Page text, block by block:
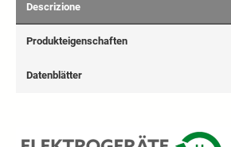
Descrizione
Produkteigenschaften
Datenblätter